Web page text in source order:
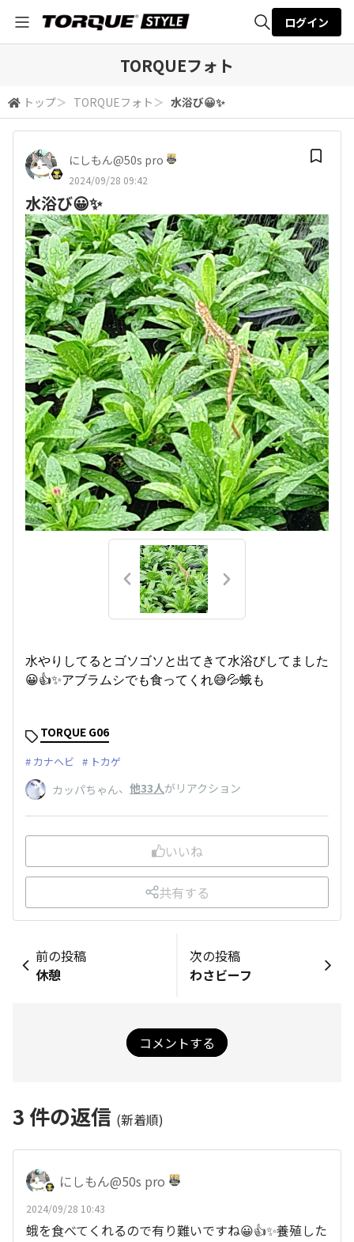
検索
ログイン
TORQUEフォト
トップ＞ TORQUEフォト ＞ 水浴び😀✨
にしもん@50s pro
2024/09/28 09:42
水浴び😀✨
水やりしてるとゴソゴソと出てきて水浴びしてました
😀👍✨アブラムシでも食ってくれ😅💦蛾も
TORQUE G06
カナヘビ トカゲ
カッパちゃん、 他33人がリアクション
いいね
共有する
前の投稿
休憩
次の投稿
わさビーフ
コメントする
3 件の返信 (新着順)
にしもん@50s pro
2024/09/28 10:43
蛾を食べてくれるので有り難いですね😀👍✨養殖した